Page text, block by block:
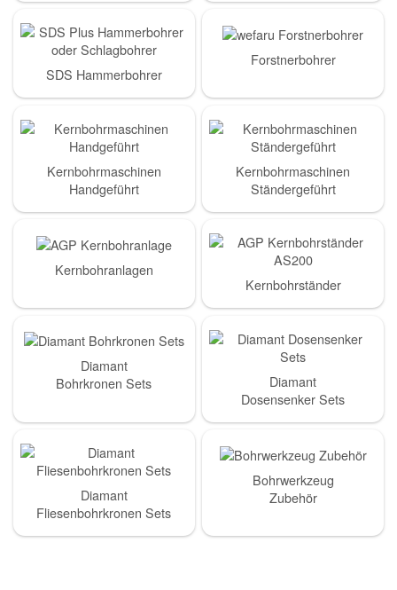
SDS Hammerbohrer
Forstnerbohrer
Kernbohrmaschinen
Handgeführt
Kernbohrmaschinen
Ständergeführt
Kernbohranlagen
Kernbohrständer
Diamant
Bohrkronen Sets
Diamant
Dosensenker Sets
Diamant
Fliesenbohrkronen Sets
Bohrwerkzeug
Zubehör